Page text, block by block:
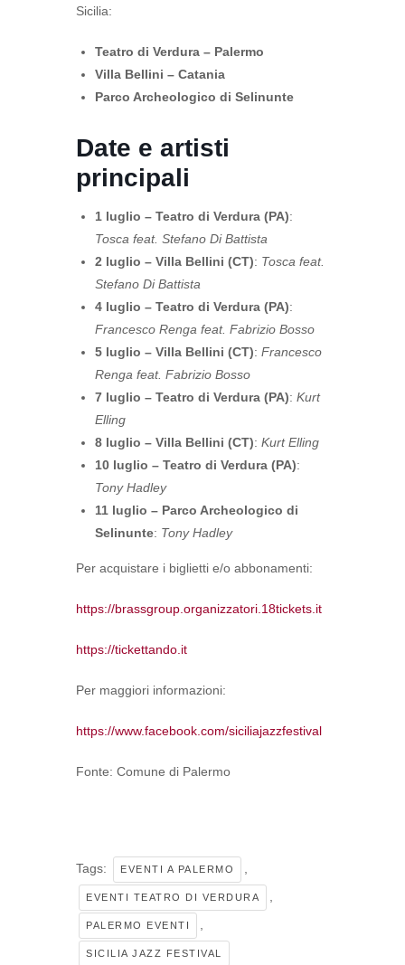
Sicilia:
Teatro di Verdura – Palermo
Villa Bellini – Catania
Parco Archeologico di Selinunte
Date e artisti
principali
1 luglio – Teatro di Verdura (PA):
Tosca feat. Stefano Di Battista
2 luglio – Villa Bellini (CT): Tosca feat.
Stefano Di Battista
4 luglio – Teatro di Verdura (PA):
Francesco Renga feat. Fabrizio Bosso
5 luglio – Villa Bellini (CT): Francesco
Renga feat. Fabrizio Bosso
7 luglio – Teatro di Verdura (PA): Kurt
Elling
8 luglio – Villa Bellini (CT): Kurt Elling
10 luglio – Teatro di Verdura (PA):
Tony Hadley
11 luglio – Parco Archeologico di
Selinunte: Tony Hadley
Per acquistare i biglietti e/o abbonamenti:
https://brassgroup.organizzatori.18tickets.it
https://tickettando.it
Per maggiori informazioni:
https://www.facebook.com/siciliajazzfestival
Fonte: Comune di Palermo
Tags: EVENTI A PALERMO
EVENTI TEATRO DI VERDURA
PALERMO EVENTI
SICILIA JAZZ FESTIVAL